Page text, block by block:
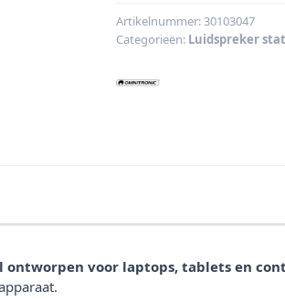
tas
aantal
Artikelnummer: 30103047
Categorieën: Luidspreker
ontworpen voor laptops, tablets en